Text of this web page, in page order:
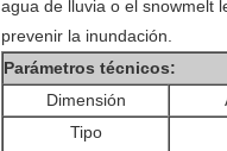
agua de lluvia o el snowmelt
prevenir la inundación.
Parámetros técnicos:
Dimensión
Tipo